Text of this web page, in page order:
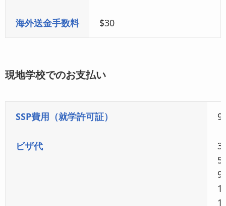
海外送金手数料 $30
現地学校でのお支払い
SSP費用（就学許可証）
ビザ代
5
9